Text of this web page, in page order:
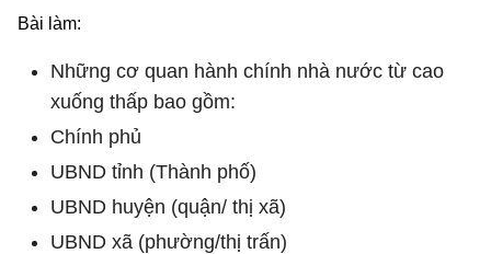
Bài làm:
Những cơ quan hành chính nhà nước từ cao
xuống thấp bao gồm:
Chính phủ
UBND tỉnh (Thành phố)
UBND huyện (quận/ thị xã)
UBND xã (phường/thị trấn)